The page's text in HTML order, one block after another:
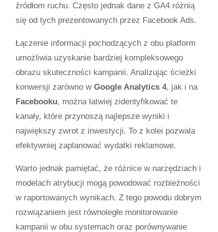
źródłom ruchu. Często jednak dane z GA4 różnią
się od tych prezentowanych przez Facebook Ads.
Łączenie informacji pochodzących z obu platform
umożliwia uzyskanie bardziej kompleksowego
obrazu skuteczności kampanii. Analizując ścieżki
konwersji zarówno w Google Analytics 4, jak i na
Facebooku, można łatwiej zidentyfikować te
kanały, które przynoszą najlepsze wyniki i
największy zwrot z inwestycji. To z kolei pozwala
efektywniej zaplanować wydatki reklamowe.
Warto jednak pamiętać, że różnice w narzędziach i
modelach atrybucji mogą powodować rozbieżności
w raportowanych wynikach. Z tego powodu dobrym
rozwiązaniem jest równoległe monitorowanie
kampanii w obu systemach oraz porównywanie